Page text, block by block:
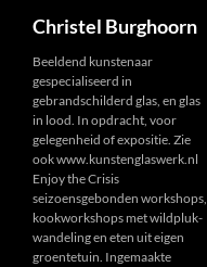
inhoud
Christel Burghoorn
Beeldend kunstenaar
gespecialiseerd in
gebrandschilderd glas, en glas
in lood. In opdracht, voor
gelegenheid of expositie. Zie
ook www.kunstenglaswerk.nl
Enjoy the Crisis
seizoensgebonden workshops,
kookworkshops met wildpluk-
wandeling en eten uit eigen
groentetuin. Ingemaakte